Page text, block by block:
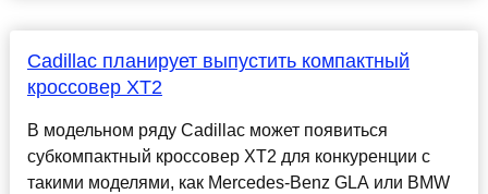
Cadillac планирует выпустить компактный
кроссовер XT2
В модельном ряду Cadillac может появиться
субкомпактный кроссовер XT2 для конкуренции с
такими моделями, как Mercedes-Benz GLA или BMW